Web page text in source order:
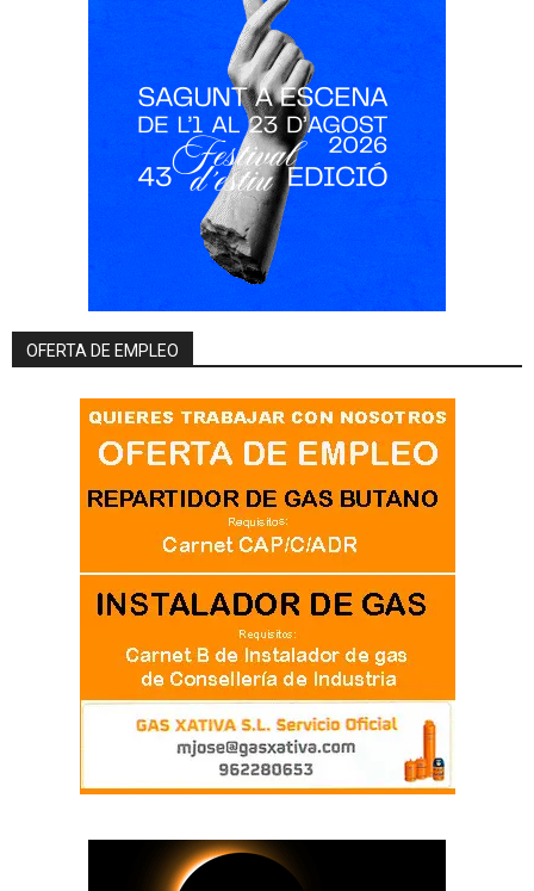
OFERTA DE EMPLEO